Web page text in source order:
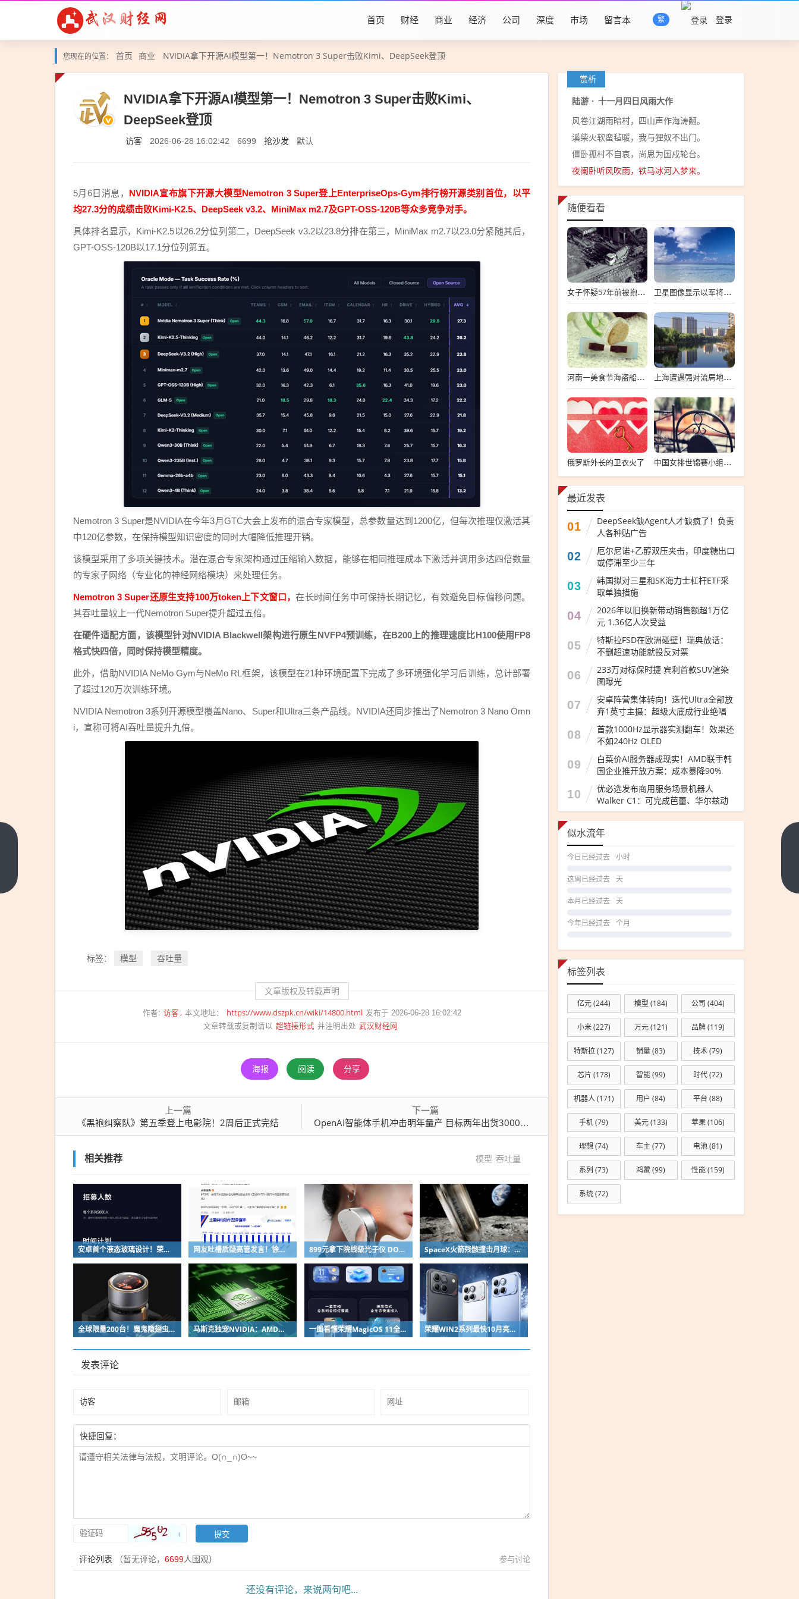
登录
繁
首页 财经 商业 经济 公司 深度 市场 留言本
您现在的位置： 首页 商业 NVIDIA拿下开源AI模型第一！Nemotron 3 Super击败Kimi、DeepSeek登顶
NVIDIA拿下开源AI模型第一！Nemotron 3 Super击败Kimi、
DeepSeek登顶
访客 2026-06-28 16:02:42 6699 抢沙发 默认
5月6日消息， NVIDIA宣布旗下开源大模型Nemotron 3 Super登上EnterpriseOps-Gym排行榜开源类别首位，以平
均27.3分的成绩击败Kimi-K2.5、DeepSeek v3.2、MiniMax m2.7及GPT-OSS-120B等众多竞争对手。
具体排名显示，Kimi-K2.5以26.2分位列第二，DeepSeek v3.2以23.8分排在第三，MiniMax m2.7以23.0分紧随其后，
GPT-OSS-120B以17.1分位列第五。
Nemotron 3 Super是NVIDIA在今年3月GTC大会上发布的混合专家模型，总参数量达到1200亿，但每次推理仅激活其
中120亿参数，在保持模型知识密度的同时大幅降低推理开销。
该模型采用了多项关键技术。潜在混合专家架构通过压缩输入数据，能够在相同推理成本下激活并调用多达四倍数量
的专家子网络（专业化的神经网络模块）来处理任务。
Nemotron 3 Super还原生支持100万token上下文窗口，在长时间任务中可保持长期记忆，有效避免目标偏移问题。
其吞吐量较上一代Nemotron Super提升超过五倍。
在硬件适配方面，该模型针对NVIDIA Blackwell架构进行原生NVFP4预训练，在B200上的推理速度比H100使用FP8
格式快四倍，同时保持模型精度。
此外，借助NVIDIA NeMo Gym与NeMo RL框架，该模型在21种环境配置下完成了多环境强化学习后训练，总计部署
了超过120万次训练环境。
NVIDIA Nemotron 3系列开源模型覆盖Nano、Super和Ultra三条产品线。NVIDIA还同步推出了Nemotron 3 Nano Omn
i，宣称可将AI吞吐量提升九倍。
标签： 模型 吞吐量
文章版权及转载声明
作者: 访客 本文地址： https://www.dszpk.cn/wiki/14800.html 发布于 2026-06-28 16:02:42
文章转载或复制请以 超链接形式 并注明出处 武汉财经网
海报 阅读 分享
上一篇
《黑袍纠察队》第五季登上电影院！2周后正式完结
下一篇
OpenAI智能体手机冲击明年量产 目标两年出货3000万部
3000
相关推荐 模型 吞吐量
安卓首个液态玻璃设计！荣耀MagicOS 11内测招募开启：17款机型首批升级 网友吐槽质疑高管发言！徐洁云回应“孩go”言论争议：是小米用户宠物名 899元拿下院线级光子仪 DOCO童颜超光炮小米有品众筹上线 SpaceX火箭残骸撞击月球：留下直径约30米巨坑
全球限量200台！魔鬼隐翅虫欧米伽L36 Ultra液冷预售：可动冷头售2999元 马斯克独宠NVIDIA：AMD苏姿丰淡定回应 一图看懂荣耀MagicOS 11全新双架构：安卓底层重构 液态玻璃效果拉满 荣耀WIN2系列最快10月亮相：2nm芯片+万级电池组合同档唯一
发表评论
快捷回复：
评论列表 （暂无评论， 6699人围观） 参与讨论
还没有评论，来说两句吧...
赏析
陆游 · 十一月四日风雨大作
风卷江湖雨暗村，四山声作海涛翻。
溪柴火软蛮毡暖，我与狸奴不出门。
僵卧孤村不自哀，尚思为国戍轮台。
夜阑卧听风吹雨，铁马冰河入梦来。
随便看看
女子怀疑57年前被抱错 寻亲生父母 卫星图像显示以军将有大动作
河南一美食节海盗船拦腰折断 上海遭遇强对流局地半小时降温13℃
俄罗斯外长的卫衣火了 中国女排世锦赛小组第一
最近发表
01
DeepSeek缺Agent人才缺疯了！负责
人各种贴广告
02
厄尔尼诺+乙醇双压夹击，印度糖出口
或停滞至少三年
03
韩国拟对三星和SK海力士杠杆ETF采
取单独措施
04
2026年以旧换新带动销售额超1万亿
元 1.36亿人次受益
05
特斯拉FSD在欧洲碰壁！瑞典放话：
不删超速功能就投反对票
06
233万对标保时捷 宾利首款SUV渲染
图曝光
07
安卓阵营集体转向！迭代Ultra全部放
弃1英寸主摄：超级大底成行业绝唱
08
首款1000Hz显示器实测翻车！效果还
不如240Hz OLED
09
白菜价AI服务器成现实！AMD联手韩
国企业推开放方案：成本暴降90%
10
优必选发布商用服务场景机器人
Walker C1：可完成芭蕾、华尔兹动
作
似水流年
今日已经过去 小时
这周已经过去 天
本月已经过去 天
今年已经过去 个月
标签列表
亿元(244) 模型 (184) 公司 (404)
小米(227) 万元(121) 品牌(119)
特斯拉(127) 销量(83) 技术(79)
芯片 (178) 智能(99) 时代(72)
机器人(171) 用户 (84) 平台 (88)
手机(79) 美元(133) 苹果(106)
理想(74) 车主 (77) 电池(81)
系列 (73) 鸿蒙(99) 性能(159)
系统(72)